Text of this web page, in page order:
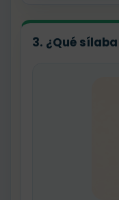
3. ¿Qué